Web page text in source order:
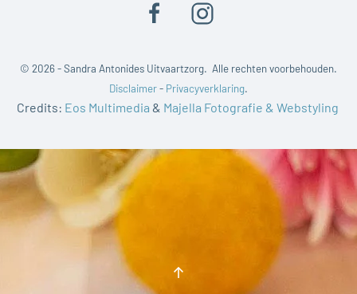
© 2026 - Sandra Antonides Uitvaartzorg. Alle rechten voorbehouden.
Disclaimer- Privacyverklaring.
Credits: Eos Multimedia & Majella Fotografie & Webstyling